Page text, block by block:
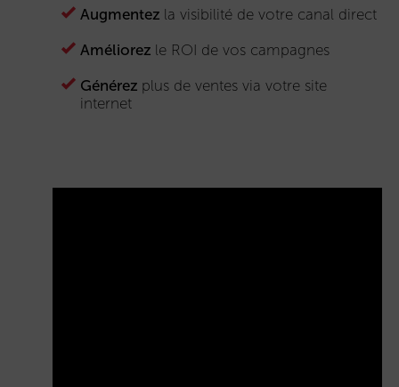
Augmentez la visibilité de votre canal direct
Améliorez le ROI de vos campagnes
Générez plus de ventes via votre site
internet